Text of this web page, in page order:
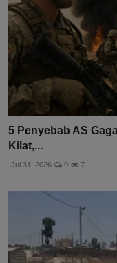
5 Penyebab AS
Kilat,...
Jul 31, 2026 0 7